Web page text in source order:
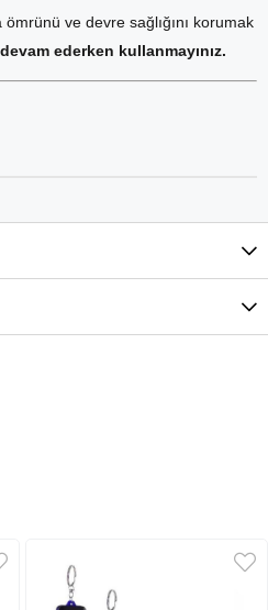
ömrünü ve devre sağlığını korumak
ederken kullanmayınız.